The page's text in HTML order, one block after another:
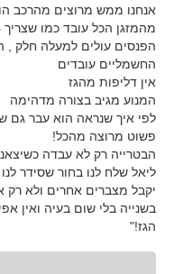
אנחנו ממש מרוצים מהרכב
מהמזגן הכל עובד כמו שצריך
הפנסים עולים למעלה חלק ,
החשמליים עובדים
אין דליפות מהגז
המנוע מגיב בצורה מדהימה
לפי איך שנראה הוא עבר גם
פשוט מרוצה מהכל!
הבטרייה רק לא עבדה
ליאל שלח לנו בחור שסידר
יקבל מצברים אחרים ולא רק
בשנייה בלי שום בעיה ואין
הגז!"